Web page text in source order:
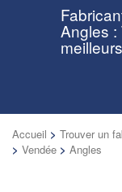
Angles :
Accueil > Trouver un
> Vendée > Angles